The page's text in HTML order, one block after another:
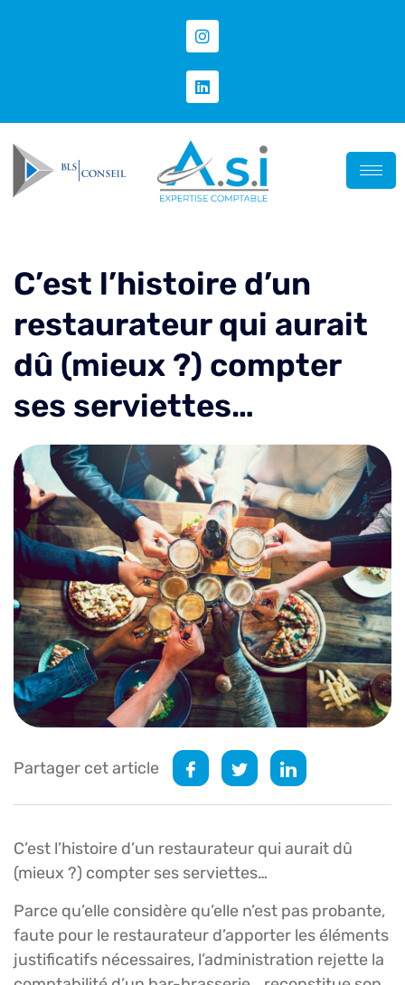
C’est l’histoire d’un
restaurateur qui aurait
dû (mieux ?) compter
ses serviettes…
Partager cet article
C’est l’histoire d’un restaurateur qui aurait dû
(mieux ?) compter ses serviettes…
Parce qu’elle considère qu’elle n’est pas probante,
faute pour le restaurateur d’apporter les éléments
justificatifs nécessaires, l’administration rejette la